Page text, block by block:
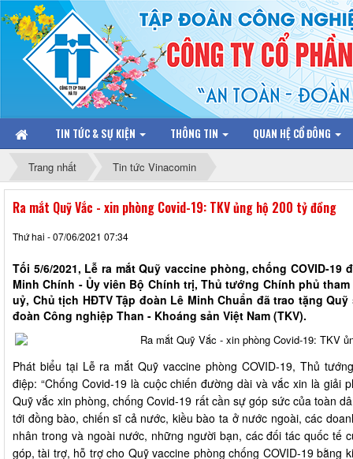
TIN TỨC & SỰ KIỆN THÔNG TIN QUAN HỆ CỔ ĐÔNG
Trang nhất Tin tức Vinacomin
Ra mắt Quỹ Vắc - xin phòng Covid-19: TKV ủng hộ 200 tỷ đồng
Thứ hai - 07/06/2021 07:34
Tối 5/6/2021, Lễ ra mắt Quỹ vaccine phòng, chống COVID-19
Minh Chính - Ủy viên Bộ Chính trị, Thủ tướng Chính phủ
uỷ, Chủ tịch HĐTV Tập đoàn Lê Minh Chuẩn đã trao tặng
đoàn Công nghiệp Than - Khoáng sản Việt Nam (TKV).
Phát biểu tại Lễ ra mắt Quỹ vaccine phòng COVID-19, Thủ
điệp: “Chống Covid-19là cuộc chiến đường dài và vắc xin là giải
Quỹ vắc xin phòng, chống Covid-19 rất cần sự góp sức của toàn
tới đồng bào, chiến sĩ cả nước, kiều bào ta ở nước ngoài, các
nhân trong và ngoài nước, những người bạn, các đối tác quốc tế
góp, tài trợ, hỗ trợ cho Quỹ vaccine phòng chống COVID-19 bằng